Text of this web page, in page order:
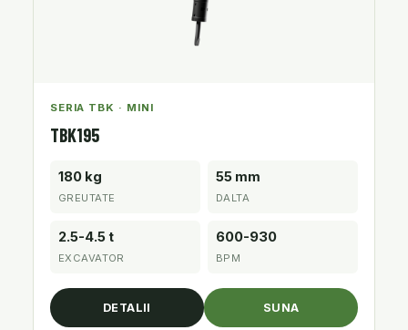
SERIA TBK · MINI
TBK195
180 kg
GREUTATE
55 mm
DALTA
2.5-4.5 t
EXCAVATOR
600-930
BPM
DETALII SUNA